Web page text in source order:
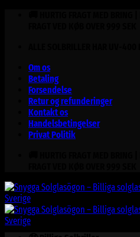
Om os
Betaling
Forsendelse
Retur og refunderinger
Kontakt os
Handelsbetingelser
Privat Politik